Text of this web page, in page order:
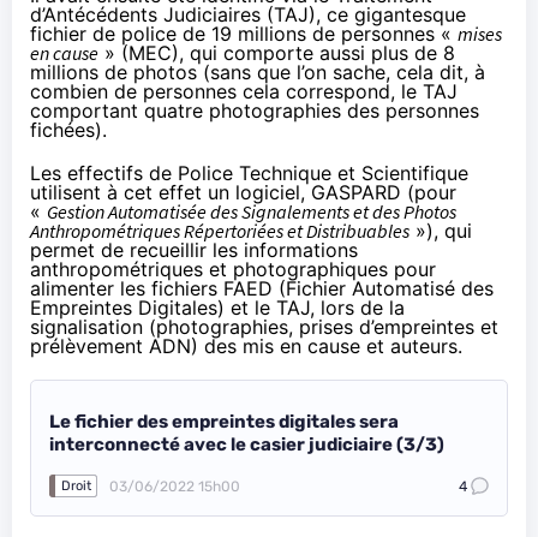
d’Antécédents Judiciaires (TAJ), ce gigantesque
fichier de police de 19 millions de personnes « mises
en cause » (MEC), qui comporte aussi plus de 8
millions de photos (sans que l’on sache, cela dit, à
combien de personnes cela correspond, le TAJ
comportant quatre photographies des personnes
fichées).
Les effectifs de Police Technique et Scientifique
utilisent à cet effet un logiciel,GASPARD (pour
« Gestion Automatisée des Signalements et des Photos
Anthropométriques Répertoriées et Distribuables »), qui
permet de recueillir les informations
anthropométriques et photographiques pour
alimenter les fichiers FAED (Fichier Automatisé des
Empreintes Digitales) et le TAJ, lors de la
signalisation (photographies, prises d’empreintes et
prélèvement ADN) des mis en cause et auteurs.
Le fichier des empreintes digitales sera
interconnecté avec le casier judiciaire (3/3)
Droit 03/06/2022 15h00 4